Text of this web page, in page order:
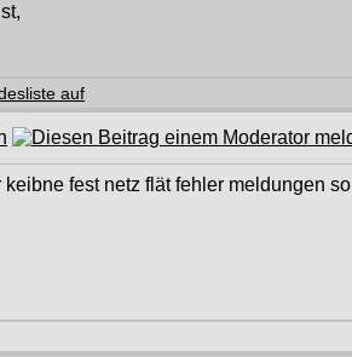
fest netz flät fehler meldungen